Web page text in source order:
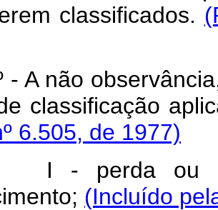
classificados.
- A não
classificação
6.505, de 1977)
ou
(Incluído